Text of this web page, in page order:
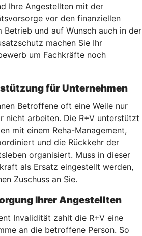
Ihre Angestellten mit der
vor den finanziellen
Betrieb und auf Wunsch auch in der
machen Sie Ihr
um Fachkräfte noch
für Unternehmen
Betroffene oft eine Weile nur
nicht arbeiten. Die R+V unterstützt
mit einem Reha-Management,
und die Rückkehr der
organisiert. Muss in dieser
als Ersatz eingestellt werden,
Zuschuss an Sie.
Ihrer Angestellten
Invalidität zahlt die R+V eine
an die betroffene Person. So